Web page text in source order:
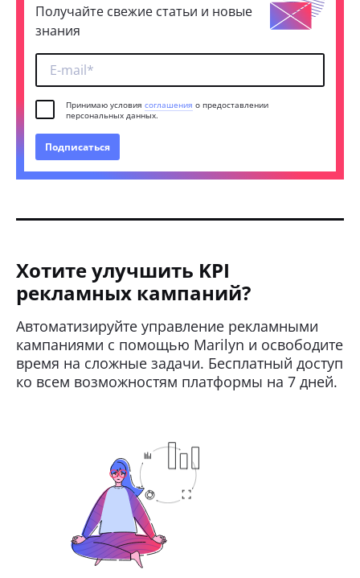
Получайте свежие статьи и новые
знания
Принимаю условия соглашения о предоставлении
персональных данных.
Подписаться
Хотите улучшить KPI
рекламных кампаний?
Автоматизируйте управление рекламными
кампаниями с помощью Marilyn и освободите
время на сложные задачи. Бесплатный доступ
ко всем возможностям платформы на 7 дней.